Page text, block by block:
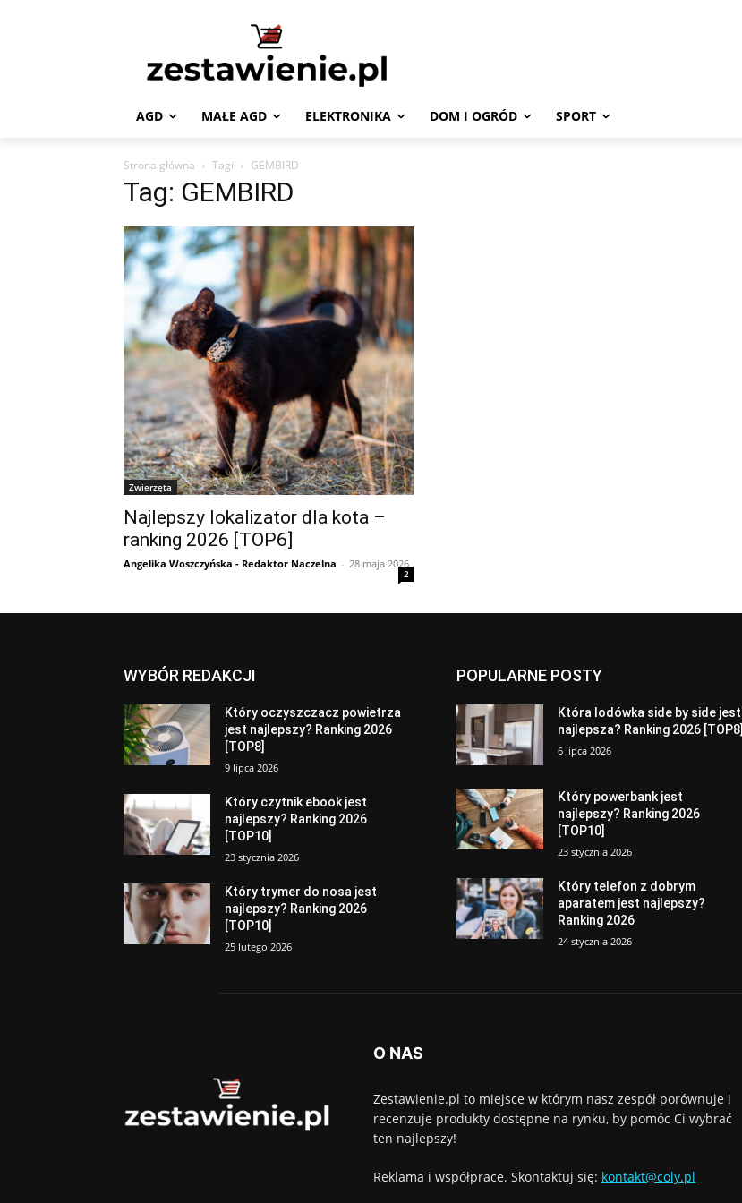
AGD MAŁE AGD ELEKTRONIKA DOM I OGRÓD SPORT
Strona główna Tagi GEMBIRD
Tag: GEMBIRD
Zwierzęta
Najlepszy lokalizator dla kota –
ranking 2026 [TOP6]
Angelika Woszczyńska - Redaktor Naczelna - 28 maja 2026
2
WYBÓR REDAKCJI
Który oczyszczacz powietrza
jest najlepszy? Ranking 2026
[TOP8]
9 lipca 2026
Który czytnik ebook jest
najlepszy? Ranking 2026
[TOP10]
23 stycznia 2026
Który trymer do nosa jest
najlepszy? Ranking 2026
[TOP10]
25 lutego 2026
POPULARNE POSTY
Która lodówka side by side jest
najlepsza? Ranking 2026 [TOP8]
6 lipca 2026
Który powerbank jest
najlepszy? Ranking 2026
[TOP10]
23 stycznia 2026
Który telefon z dobrym
aparatem jest najlepszy?
Ranking 2026
24 stycznia 2026
O NAS
Zestawienie.pl to miejsce w którym nasz zespół porównuje i
recenzuje produkty dostępne na rynku, by pomóc Ci wybrać
ten najlepszy!
Reklama i współprace. Skontaktuj się: kontakt@coly.pl